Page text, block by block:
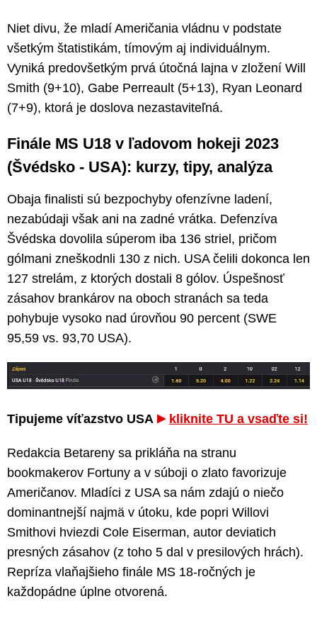
Niet divu, že mladí Američania vládnu v podstate
všetkým štatistikám, tímovým aj individuálnym.
Vyniká predovšetkým prvá útočná lajna v zložení Will
Smith (9+10), Gabe Perreault (5+13), Ryan Leonard
(7+9), ktorá je doslova nezastaviteľná.
Finále MS U18 v ľadovom hokeji 2023
(Švédsko - USA): kurzy, tipy, analýza
Obaja finalisti sú bezpochyby ofenzívne ladení,
nezabúdaji však ani na zadné vrátka. Defenzíva
Švédska dovolila súperom iba 136 striel, pričom
gólmani zneškodnli 130 z nich. USA čelili dokonca len
127 strelám, z ktorých dostali 8 gólov. Úspešnosť
zásahov brankárov na oboch stranách sa teda
pohybuje vysoko nad úrovňou 90 percent (SWE
95,59 vs. 93,70 USA).
Tipujeme víťazstvo USA kliknite TU a vsaďte si!
Redakcia Betareny sa prikláňa na stranu
bookmakerov Fortuny a v súboji o zlato favorizuje
Američanov. Mladíci z USA sa nám zdajú o niečo
dominantnejší najmä v útoku, kde popri Willovi
Smithovi hviezdi Cole Eiserman, autor deviatich
presných zásahov (z toho 5 dal v presilových hrách).
Repríza vlaňajšieho finále MS 18-ročných je
každopádne úplne otvorená.